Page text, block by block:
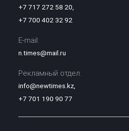
+7 717 272 58 20,
+7 700 402 32 92
E-mail:
n.times@mail.ru
Рекламный отдел:
info@newtimes.kz,
+7 701 190 90 77